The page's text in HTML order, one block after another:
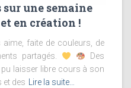
sur une semaine
en création !
faite de couleurs, de
partagés.
Des
laisser libre cours à son
et des Lire la suite…